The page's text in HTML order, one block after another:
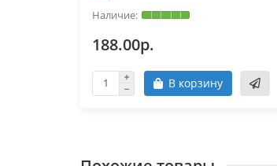
188.00р.
В корзину